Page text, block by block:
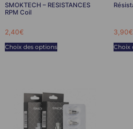
SMOKTECH – RESISTANCES
RPM Coil
2,40€
Choix des options
3,90€
Choix